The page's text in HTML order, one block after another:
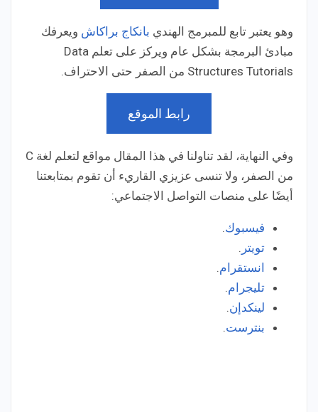
وهو يعتبر تابع للمبرمج الهندي بانكاج براكاش ويعرفك
مبادئ البرمجة بشكل عام ويركز على تعلم Data
Structures Tutorials من الصفر حتى الاحتراف.
رابط الموقع
وفي النهاية، لقد تناولنا في هذا المقال مواقع لتعلم لغة C
من الصفر، ولا تنسى عزيزي القاريء أن تقوم بمتابعتنا
أيضًا على منصات التواصل الاجتماعي:
فيسبوك.
تويتر .
انستقرام.
تليجرام.
لينكدإن.
بنترست.